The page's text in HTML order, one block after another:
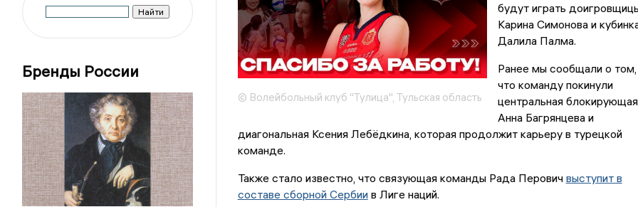
Бренды России
© Волейбольный клуб "Тулица", Тульская область
будут играть
Карина Симонова и
Далила Палма.
Ранее мы сообщали о том,
что команду покинули
центральная блокирующая
Анна Багрянцева и
диагональная Ксения Лебёдкина, которая продолжит карьеру в турецкой
команде.
Также стало известно, что связующая команды Рада Перович выступит в
составе сборной Сербиив Лиге наций.